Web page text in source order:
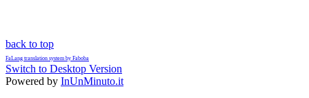
back to top
FaLang translation system by Faboba
Switch to Desktop Version
Powered by InUnMinuto.it